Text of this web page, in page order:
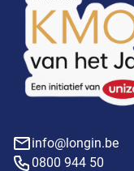
info@longin.be
0800 944 50